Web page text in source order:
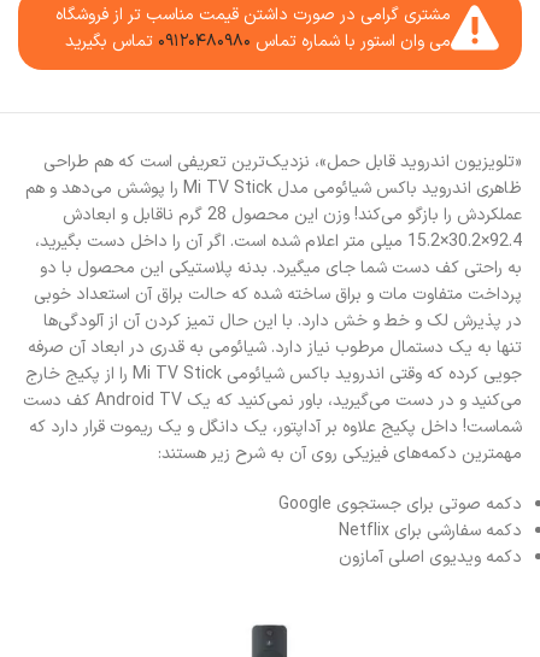
مشتری گرامی در صورت داشتن قیمت مناسب تر از فروشگاه
می وان استور با شماره تماس ۰۹۱۲۰۴۸۰۹۸۰ تماس بگیرید
«تلویزیون اندروید قابل حمل»، نزدیک‌ترین تعریفی است که هم طراحی
ظاهری اندروید باکس شیائومی مدل Mi TV Stick را پوشش می‌دهد و هم
عملکردش را بازگو می‌کند! وزن این محصول 28 گرم ناقابل و ابعادش
92.4×30.2×15.2 میلی متر اعلام شده است. اگر آن را داخل دست بگیرید،
به راحتی کف دست شما جای میگیرد. بدنه پلاستیکی این محصول با دو
پرداخت متفاوت مات و براق ساخته شده که حالت براق آن استعداد خوبی
در پذیرش لک و خط و خش دارد. با این حال تمیز کردن آن از آلودگی‌ها
تنها به یک دستمال مرطوب نیاز دارد. شیائومی به قدری در ابعاد آن صرفه
جویی کرده که وقتی اندروید باکس شیائومی Mi TV Stick را از پکیج خارج
می‌کنید و در دست می‌گیرید، باور نمی‌کنید که یک Android TV کف دست
شماست! داخل پکیج علاوه بر آداپتور، یک دانگل و یک ریموت قرار دارد که
مهمترین دکمه‌های فیزیکی روی آن به شرح زیر هستند:
دکمه صوتی برای جستجوی Google
دکمه سفارشی برای Netflix
دکمه ویدیوی اصلی آمازون